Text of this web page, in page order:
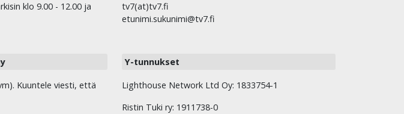
klo 9.00 - 12.00 ja
tv7(at)tv7.fi
etunimi.sukunimi@tv7.fi
Kuuntele viesti, että
Y-tunnukset
Lighthouse Network Ltd Oy: 1833754-1
Ristin Tuki ry: 1911738-0